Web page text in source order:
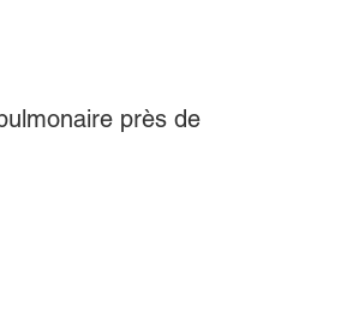
près de